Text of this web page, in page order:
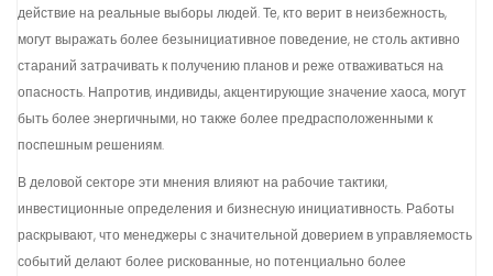
действие на реальные выборы людей. Те, кто верит в неизбежность,
могут выражать более безынициативное поведение, не столь активно
стараний затрачивать к получению планов и реже отваживаться на
опасность. Напротив, индивиды, акцентирующие значение хаоса, могут
быть более энергичными, но также более предрасположенными к
поспешным решениям.
В деловой секторе эти мнения влияют на рабочие тактики,
инвестиционные определения и бизнесную инициативность. Работы
раскрывают, что менеджеры с значительной доверием в управляемость
событий делают более рискованные, но потенциально более